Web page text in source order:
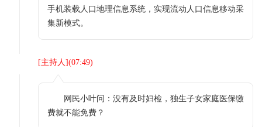
手机装载人口地理信息系统，实现流动人口信息移动采
集新模式。
[主持人 ](07:49)
网民小叶问：没有及时妇检，独生子女家庭医保缴
费就不能免费？